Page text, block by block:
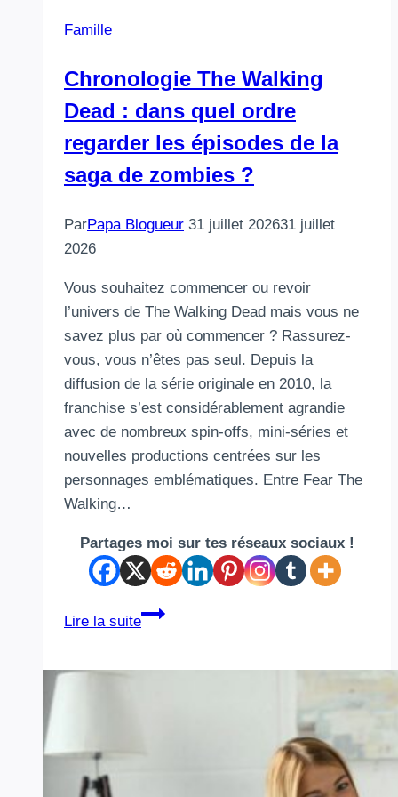
Famille
Chronologie The Walking
Dead : dans quel ordre
regarder les épisodes de la
saga de zombies ?
ParPapa Blogueur 31 juillet 202631 juillet
2026
Vous souhaitez commencer ou revoir
l’univers de The Walking Dead mais vous ne
savez plus par où commencer ? Rassurez-
vous, vous n’êtes pas seul. Depuis la
diffusion de la série originale en 2010, la
franchise s’est considérablement agrandie
avec de nombreux spin-offs, mini-séries et
nouvelles productions centrées sur les
personnages emblématiques. Entre Fear The
Walking…
Partages moi sur tes réseaux sociaux !
Lire la suite
Chronologie